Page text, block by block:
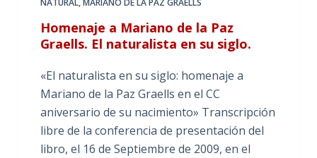
Homenaje a Mariano de la Paz
Graells. El naturalista en su siglo.
«El naturalista en su siglo: homenaje a
Mariano de la Paz Graells en el CC
aniversario de su nacimiento» Transcripción
libre de la conferencia de presentación del
libro, el 16 de Septiembre de 2009, en el